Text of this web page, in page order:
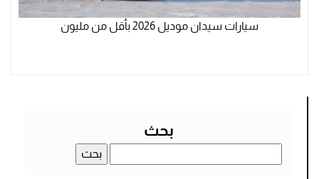
سيارات سيدان موديل 2026‏ بأقل من مليون
بحث
عن: